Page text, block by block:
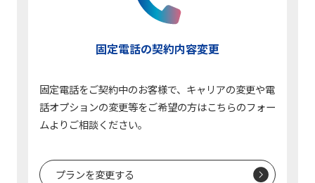
固定電話の契約内容変更
固定電話をご契約中のお客様で、キャリアの変更や電
話オプションの変更等をご希望の方はこちらのフォー
ムよりご相談ください。
プランを変更する